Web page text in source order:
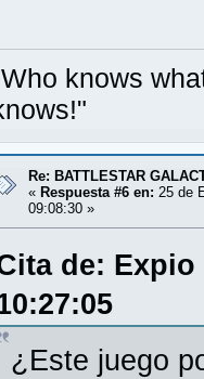
knows
Re: BATTLESTAR
« Respuesta #6 en: 25 de
09:08:30 »
de: Expio
¿Este juego